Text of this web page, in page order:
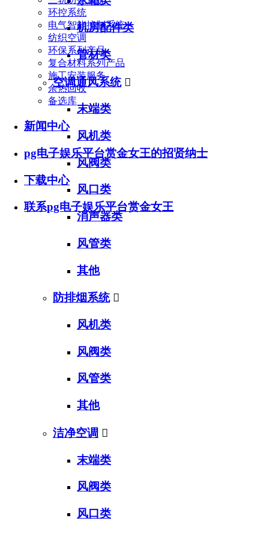
环控系统
电气智能控制系统
纺织空调
环保系列产品
复合材料系列产品
施工安装服务
余热回收
备选库
新闻中心
pg电子娱乐平台赏金女王的招贤纳士
下载中心
联系pg电子娱乐平台赏金女王
机房配件类
管材类
空调通风系统 
末端类
风机类
风阀类
风口类
消声器类
风管类
其他
防排烟系统 
风机类
风阀类
风管类
其他
洁净空调 
末端类
风阀类
风口类